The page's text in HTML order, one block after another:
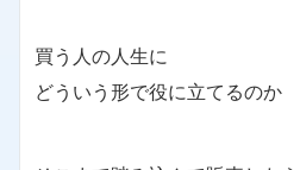
買う人の人生に
どういう形で役に立てるのか